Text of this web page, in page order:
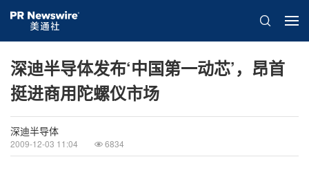
深迪半导体发布‘中国第一动芯’，昂首
挺进商用陀螺仪市场
深迪半导体
2009-12-03 11:04 6834